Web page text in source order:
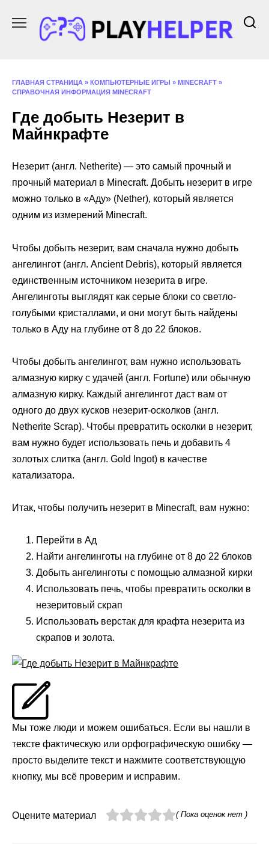
содержанию
ГЛАВНАЯ СТРАНИЦА » КОМПЬЮТЕРНЫЕ ИГРЫ » MINECRAFT »
СПРАВОЧНАЯ ИНФОРМАЦИЯ MINECRAFT
Где добыть Незерит в
Майнкрафте
Незерит (англ. Netherite) — это самый прочный и
прочный материал в Minecraft. Добыть незерит в игре
можно только в «Аду» (Nether), который является
одним из измерений Minecraft.
Чтобы добыть незерит, вам сначала нужно добыть
ангелингот (англ. Ancient Debris), который является
единственным источником незерита в игре.
Ангелинготы выглядят как серые блоки со светло-
голубыми кристаллами, и они могут быть найдены
только в Аду на глубине от 8 до 22 блоков.
Чтобы добыть ангелингот, вам нужно использовать
алмазную кирку с удачей (англ. Fortune) или обычную
алмазную кирку. Каждый ангелингот даст вам от
одного до двух кусков незерит-осколков (англ.
Netherite Scrap). Чтобы превратить осколки в незерит,
вам нужно будет использовать печь и добавить 4
золотых слитка (англ. Gold Ingot) в качестве
катализатора.
Итак, чтобы получить незерит в Minecraft, вам нужно:
Перейти в Ад
Найти ангелинготы на глубине от 8 до 22 блоков
Добыть ангелинготы с помощью алмазной кирки
Использовать печь, чтобы превратить осколки в
незеритовый скрап
Использовать верстак для крафта незерита из
скрапов и золота.
Мы тоже люди и можем ошибаться. Если вы нашли в
тексте фактическую или орфографическую ошибку —
просто выделите текст и нажмите соответствующую
кнопку, мы всё проверим и исправим.
Оцените материал ( Пока оценок нет )